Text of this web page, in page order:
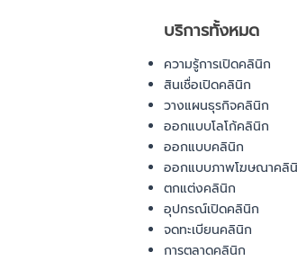
บริการทั้งหมด
ความรู้การเปิดคลินิก
สินเชื่อเปิดคลินิก
วางแผนธุรกิจคลินิก
ออกแบบโลโก้คลินิก
ออกแบบคลินิก
ออกแบบภาพโฆษณาคลิ
ตกแต่งคลินิก
อุปกรณ์เปิดคลินิก
จดทะเบียนคลินิก
การตลาดคลินิก